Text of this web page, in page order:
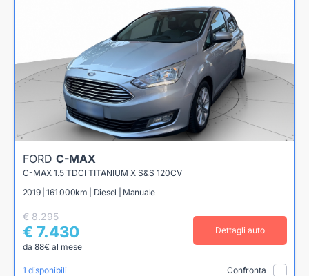
FORD C-MAX
C-MAX 1.5 TDCI TITANIUM X S&S 120CV
2019 | 161.000km | Diesel | Manuale
€ 8.295
€ 7.430
da 88€ al mese
Dettagli auto
1 disponibili Confronta